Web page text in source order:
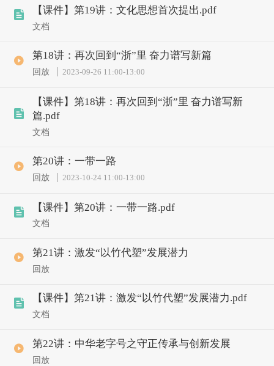
【课件】第19讲：文化思想首次提出.pdf
文档
第18讲：再次回到“浙”里 奋力谱写新篇
回放 2023-09-26 11:00-13:00
【课件】第18讲：再次回到“浙”里 奋力谱写新
篇.pdf
文档
第20讲：一带一路
回放 2023-10-24 11:00-13:00
【课件】第20讲：一带一路.pdf
文档
第21讲：激发“以竹代塑”发展潜力
回放
【课件】第21讲：激发“以竹代塑”发展潜力.pdf
文档
第22讲：中华老字号之守正传承与创新发展
回放